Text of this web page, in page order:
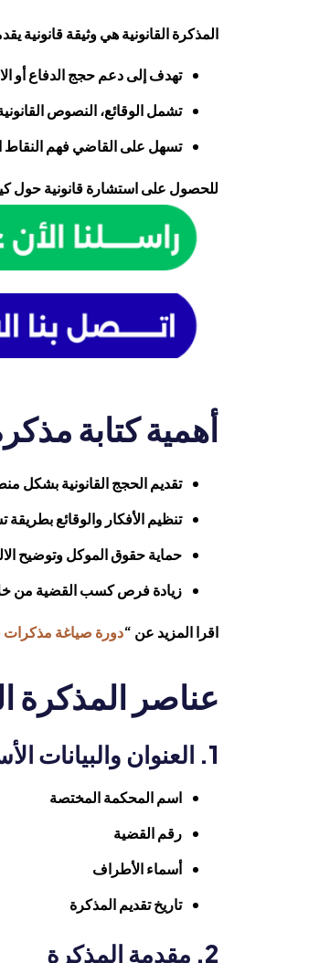
المذكرة القانونية هي وثيقة قانونية
تهدف إلى دعم حجج الدفاع أو
تشمل الوقائع، النصوص
تسهل على القاضي فهم النقاط
للحصول على استشارة قانونية حول
أهمية كتابة
تقديم الحجج القانونية بشكل
تنظيم الأفكار والوقائع
حماية حقوق الموكل وتوضيح
زيادة فرص كسب القضية من
اقرا المزيد عن “دورة صياغة مذكرات
عناصر المذكرة
1. العنوان والبيانات الأساسية
اسم المحكمة المختصة
رقم القضية
أسماء الأطراف
تاريخ تقديم المذكرة
2. مقدمة المذكرة